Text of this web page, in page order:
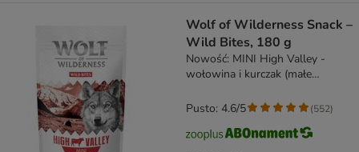
Wolf of Wilderness Snack –
Wild Bites, 180 g
Nowość: MINI High Valley -
wołowina i kurczak (małe
Pusto: 4.6/5 (552)